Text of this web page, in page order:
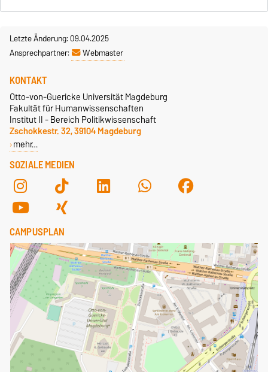
Letzte Änderung: 09.04.2025
Ansprechpartner:
Webmaster
SOZIALE MEDIEN
KONTAKT
Otto-von-Guericke Universität Magdeburg
Fakultät für Humanwissenschaften
Institut II - Bereich Politikwissenschaft
Zschokkestr. 32, 39104 Magdeburg
mehr…
CAMPUSPLAN